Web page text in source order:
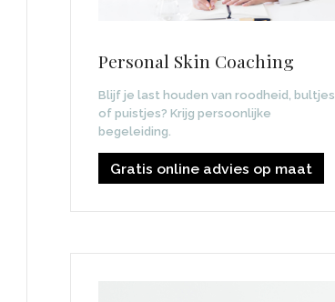
Personal Skin Coaching
Blijf je last houden van roodheid, bultjes
of puistjes? Krijg persoonlijke
begeleiding.
Gratis online advies op maat